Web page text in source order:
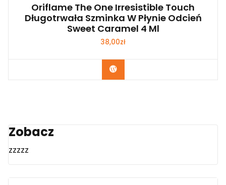
Oriflame The One Irresistible Touch
Długotrwała Szminka W Płynie Odcień
Sweet Caramel 4 Ml
38,00zł
Zobacz
Zobacz
zzzzz